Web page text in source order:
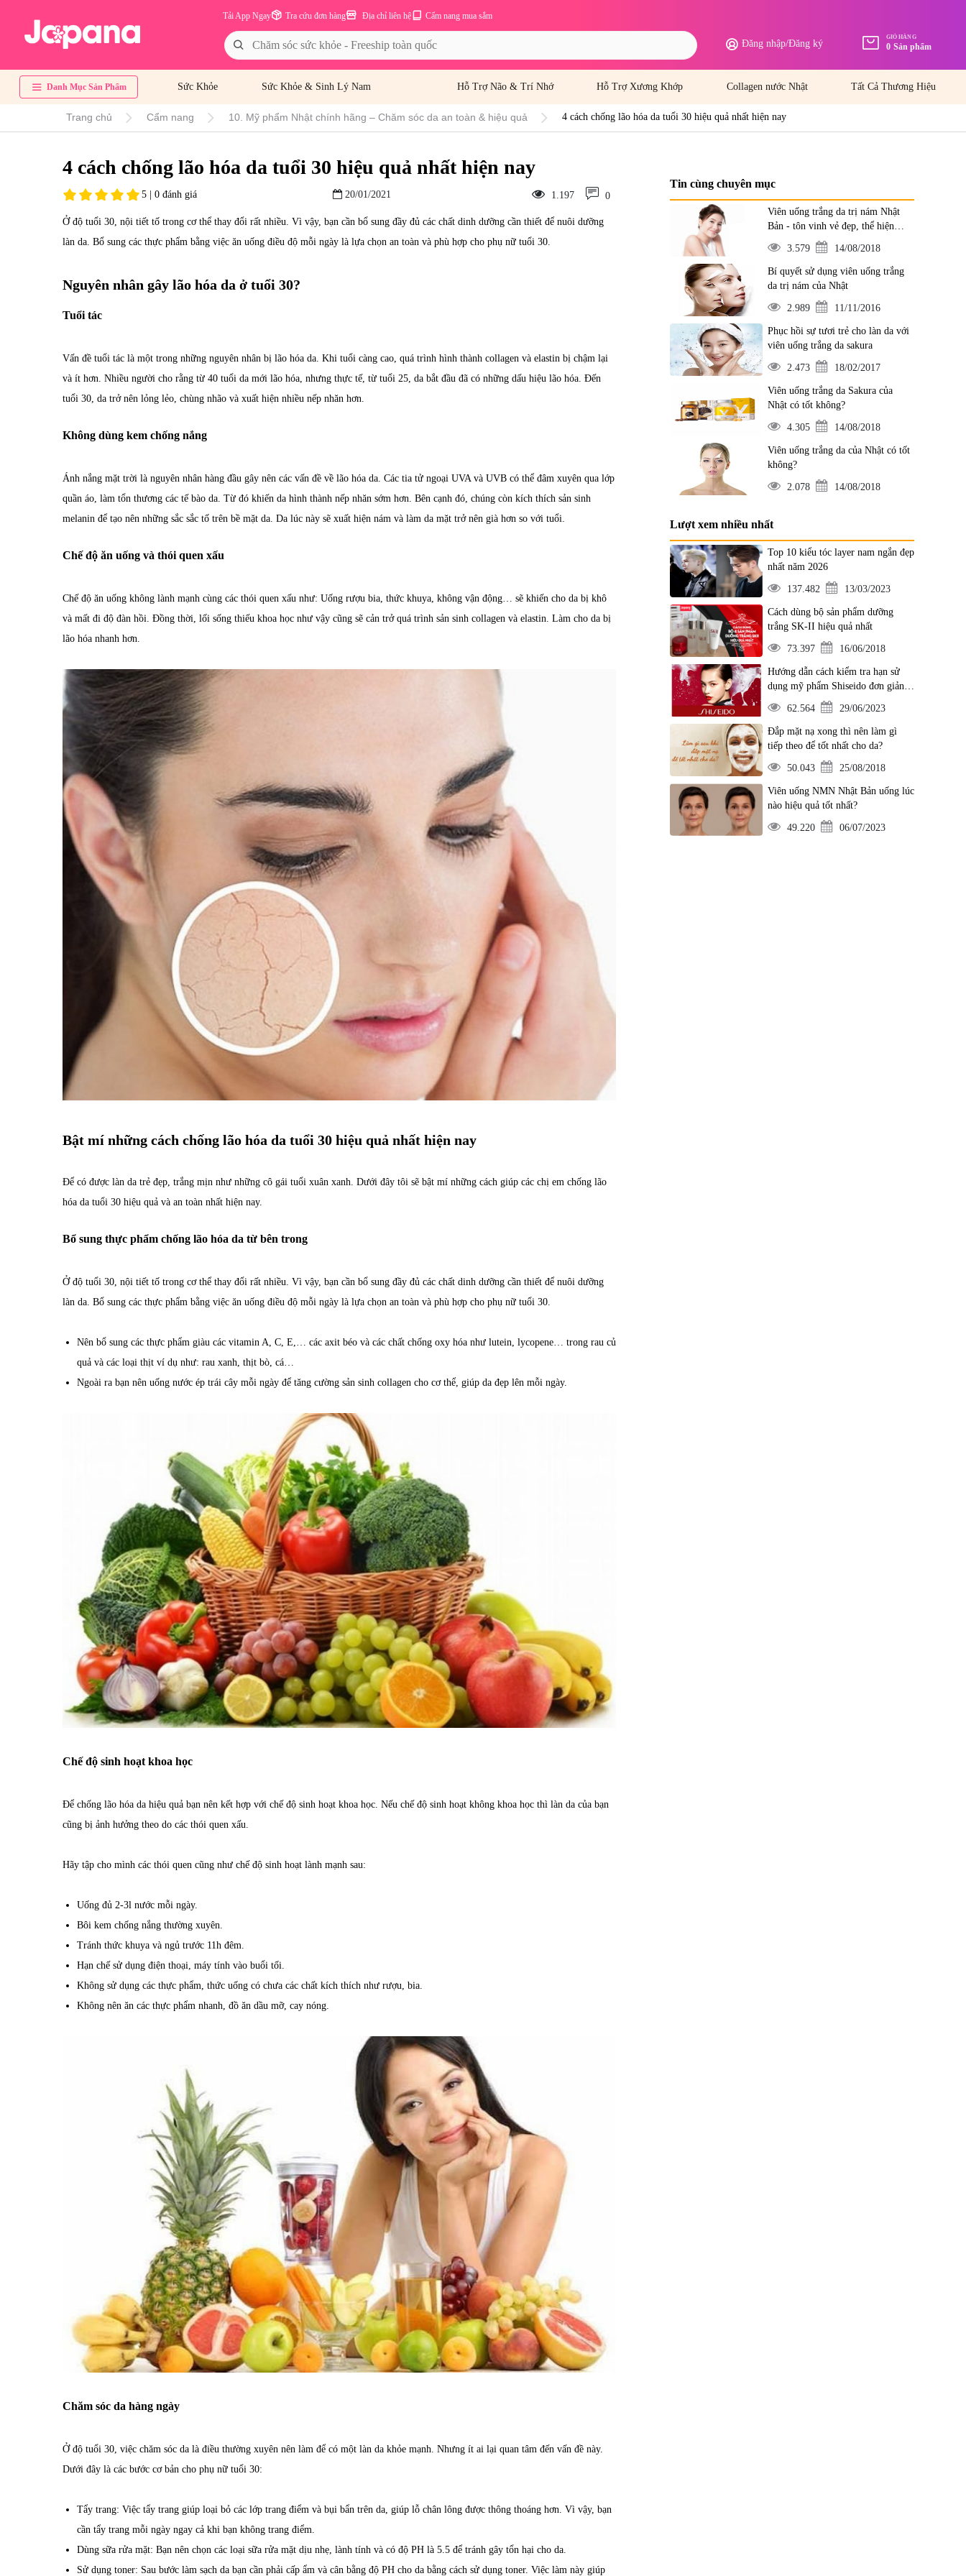
Cẩm nang mua sắm
Địa chỉ liên hệ
Tra cứu đơn hàng
Tải App Ngay
Đăng nhập/Đăng ký
GIỎ HÀNG
0 Sản phẩm
Danh Mục Sản Phẩm Sức Khỏe Sức Khỏe & Sinh Lý Nam Hỗ Trợ Não & Trí Nhớ Hỗ Trợ Xương Khớp Collagen nước Nhật Tất Cả Thương Hiệu
Trang chủ Cẩm nang 10. Mỹ phẩm Nhật chính hãng – Chăm sóc da an toàn & hiệu quả 4 cách chống lão hóa da tuổi 30 hiệu quả nhất hiện nay
4 cách chống lão hóa da tuổi 30 hiệu quả nhất hiện nay
5 | 0 đánh giá 20/01/2021 1.197 0
Ở độ tuổi 30, nội tiết tố trong cơ thể thay đổi rất nhiều. Vì vậy, bạn cần bổ sung đầy đủ các chất dinh dưỡng cần thiết để nuôi dưỡng
làn da. Bổ sung các thực phẩm bằng việc ăn uống điều độ mỗi ngày là lựa chọn an toàn và phù hợp cho phụ nữ tuổi 30.
Nguyên nhân gây lão hóa da ở tuổi 30?
Tuổi tác
Vấn đề tuổi tác là một trong những nguyên nhân bị lão hóa da. Khi tuổi càng cao, quá trình hình thành collagen và elastin bị chậm lại
và ít hơn. Nhiều người cho rằng từ 40 tuổi da mới lão hóa, nhưng thực tế, từ tuổi 25, da bắt đầu đã có những dấu hiệu lão hóa. Đến
tuổi 30, da trở nên lỏng lẻo, chùng nhão và xuất hiện nhiều nếp nhăn hơn.
Không dùng kem chống nắng
Ánh nắng mặt trời là nguyên nhân hàng đầu gây nên các vấn đề về lão hóa da. Các tia tử ngoại UVA và UVB có thể đâm xuyên qua lớp
quần áo, làm tổn thương các tế bào da. Từ đó khiến da hình thành nếp nhăn sớm hơn. Bên cạnh đó, chúng còn kích thích sản sinh
melanin để tạo nên những sắc sắc tố trên bề mặt da. Da lúc này sẽ xuất hiện nám và làm da mặt trở nên già hơn so với tuổi.
Chế độ ăn uống và thói quen xấu
Chế độ ăn uống không lành mạnh cùng các thói quen xấu như: Uống rượu bia, thức khuya, không vận động… sẽ khiến cho da bị khô
và mất đi độ đàn hồi. Đồng thời, lối sống thiếu khoa học như vậy cũng sẽ cản trở quá trình sản sinh collagen và elastin. Làm cho da bị
lão hóa nhanh hơn.
Bật mí những cách chống lão hóa da tuổi 30 hiệu quả nhất hiện nay
Để có được làn da trẻ đẹp, trắng mịn như những cô gái tuổi xuân xanh. Dưới đây tôi sẽ bật mí những cách giúp các chị em chống lão
hóa da tuổi 30 hiệu quả và an toàn nhất hiện nay.
Bổ sung thực phẩm chống lão hóa da từ bên trong
Ở độ tuổi 30, nội tiết tố trong cơ thể thay đổi rất nhiều. Vì vậy, bạn cần bổ sung đầy đủ các chất dinh dưỡng cần thiết để nuôi dưỡng
làn da. Bổ sung các thực phẩm bằng việc ăn uống điều độ mỗi ngày là lựa chọn an toàn và phù hợp cho phụ nữ tuổi 30.
Nên bổ sung các thực phẩm giàu các vitamin A, C, E,… các axit béo và các chất chống oxy hóa như lutein, lycopene… trong rau củ
quả và các loại thịt ví dụ như: rau xanh, thịt bò, cá…
Ngoài ra bạn nên uống nước ép trái cây mỗi ngày để tăng cường sản sinh collagen cho cơ thể, giúp da đẹp lên mỗi ngày.
Chế độ sinh hoạt khoa học
Để chống lão hóa da hiệu quả bạn nên kết hợp với chế độ sinh hoạt khoa học. Nếu chế độ sinh hoạt không khoa học thì làn da của bạn
cũng bị ảnh hưởng theo do các thói quen xấu.
Hãy tập cho mình các thói quen cũng như chế độ sinh hoạt lành mạnh sau:
Uống đủ 2-3l nước mỗi ngày.
Bôi kem chống nắng thường xuyên.
Tránh thức khuya và ngủ trước 11h đêm.
Hạn chế sử dụng điện thoại, máy tính vào buổi tối.
Không sử dụng các thực phẩm, thức uống có chưa các chất kích thích như rượu, bia.
Không nên ăn các thực phẩm nhanh, đồ ăn dầu mỡ, cay nóng.
Chăm sóc da hàng ngày
Ở độ tuổi 30, việc chăm sóc da là điều thường xuyên nên làm để có một làn da khỏe mạnh. Nhưng ít ai lại quan tâm đến vấn đề này.
Dưới đây là các bước cơ bản cho phụ nữ tuổi 30:
Tẩy trang: Việc tẩy trang giúp loại bỏ các lớp trang điểm và bụi bẩn trên da, giúp lỗ chân lông được thông thoáng hơn. Vì vậy, bạn
cần tẩy trang mỗi ngày ngay cả khi bạn không trang điểm.
Dùng sữa rửa mặt: Bạn nên chọn các loại sữa rửa mặt dịu nhẹ, lành tính và có độ PH là 5.5 để tránh gây tổn hại cho da.
Sử dụng toner: Sau bước làm sạch da bạn cần phải cấp ẩm và cân bằng độ PH cho da bằng cách sử dụng toner. Việc làm này giúp
Tin cùng chuyên mục
Viên uống trắng da trị nám Nhật
Bản - tôn vinh vẻ đẹp, thể hiện
đẳng cấp
3.579 14/08/2018
Bí quyết sử dụng viên uống trắng
da trị nám của Nhật
2.989 11/11/2016
Phục hồi sự tươi trẻ cho làn da với
viên uống trắng da sakura
2.473 18/02/2017
Viên uống trắng da Sakura của
Nhật có tốt không?
4.305 14/08/2018
Viên uống trắng da của Nhật có tốt
không?
2.078 14/08/2018
Lượt xem nhiều nhất
Top 10 kiểu tóc layer nam ngắn đẹp
nhất năm 2026
137.482 13/03/2023
Cách dùng bộ sản phẩm dưỡng
trắng SK-II hiệu quả nhất
73.397 16/06/2018
Hướng dẫn cách kiểm tra hạn sử
dụng mỹ phẩm Shiseido đơn giản
nhất
62.564 29/06/2023
Đắp mặt nạ xong thì nên làm gì
tiếp theo để tốt nhất cho da?
50.043 25/08/2018
Viên uống NMN Nhật Bản uống lúc
nào hiệu quả tốt nhất?
49.220 06/07/2023